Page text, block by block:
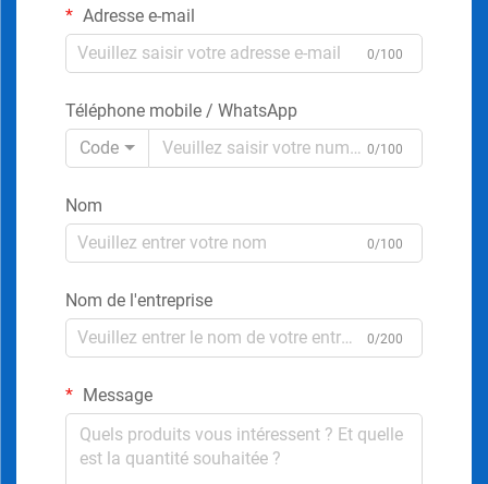
Adresse e-mail
0/100
Téléphone mobile / WhatsApp
Code
0/100
Nom
0/100
Nom de l'entreprise
0/200
Message